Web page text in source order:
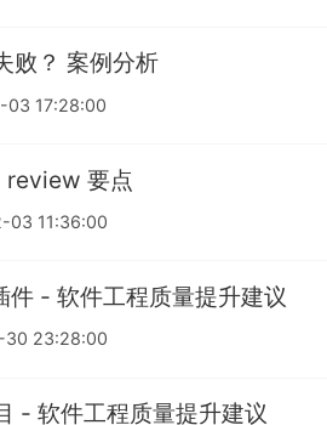
败？ 案例分析
03 17:28:00
review 要点
03 11:36:00
- 软件工程质量提升建议
30 23:28:00
- 软件工程质量提升建议